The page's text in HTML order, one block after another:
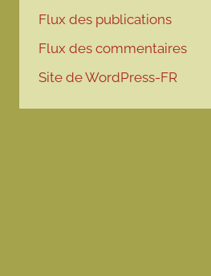
Flux des publications
Flux des commentaires
Site de WordPress-FR